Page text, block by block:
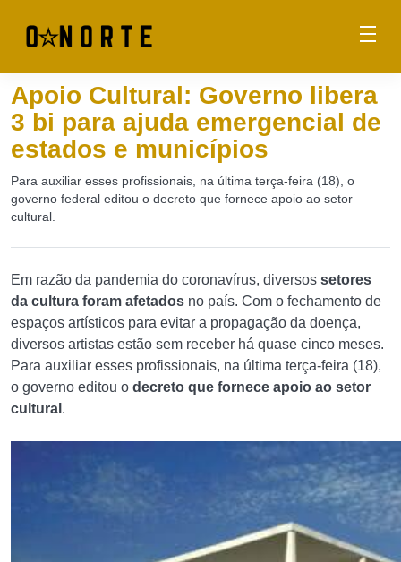
Apoio Cultural: Governo libera
3 bi para ajuda emergencial de
estados e municípios
Para auxiliar esses profissionais, na última terça-feira (18), o
governo federal editou o decreto que fornece apoio ao setor
cultural.
Em razão da pandemia do coronavírus, diversos setores
da cultura foram afetados no país. Com o fechamento de
espaços artísticos para evitar a propagação da doença,
diversos artistas estão sem receber há quase cinco meses.
Para auxiliar esses profissionais, na última terça-feira (18),
o governo editou o decreto que fornece apoio ao setor
cultural .